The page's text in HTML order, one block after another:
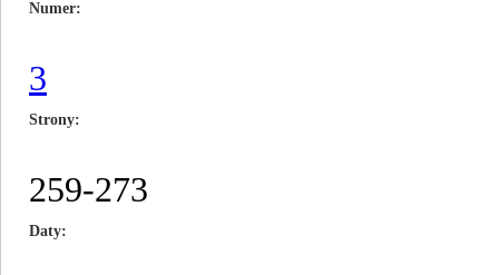
Numer
3
Strony
259-273
Daty